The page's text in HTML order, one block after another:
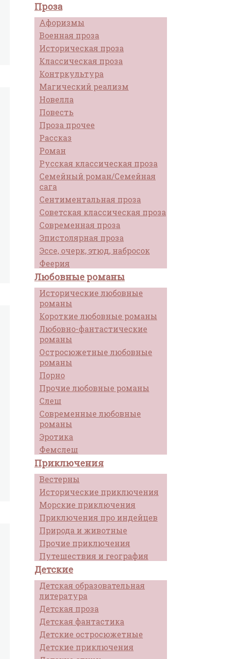
Проза
Афоризмы
Военная проза
Историческая проза
Классическая проза
Контркультура
Магический реализм
Новелла
Повесть
Проза прочее
Рассказ
Роман
Русская классическая проза
Семейный роман/Семейная
сага
Сентиментальная проза
Советская классическая проза
Современная проза
Эпистолярная проза
Эссе, очерк, этюд, набросок
Феерия
Любовные романы
Исторические любовные
романы
Короткие любовные романы
Любовно-фантастические
романы
Остросюжетные любовные
романы
Порно
Прочие любовные романы
Слеш
Современные любовные
романы
Эротика
Фемслеш
Приключения
Вестерны
Исторические приключения
Морские приключения
Приключения про индейцев
Природа и животные
Прочие приключения
Путешествия и география
Детские
Детская образовательная
литература
Детская проза
Детская фантастика
Детские остросюжетные
Детские приключения